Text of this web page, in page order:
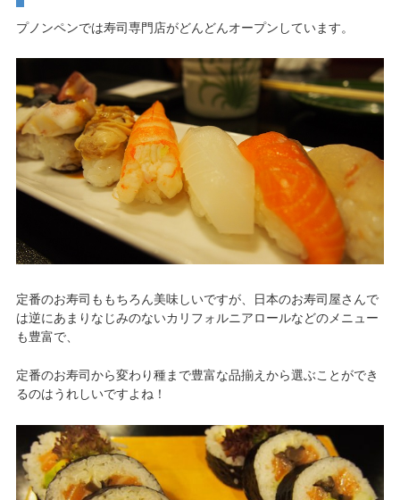
プノンペンでは寿司専門店がどんどんオープンしています。
定番のお寿司ももちろん美味しいですが、日本のお寿司屋さんで
は逆にあまりなじみのないカリフォルニアロールなどのメニュー
も豊富で、
定番のお寿司から変わり種まで豊富な品揃えから選ぶことができ
るのはうれしいですよね！